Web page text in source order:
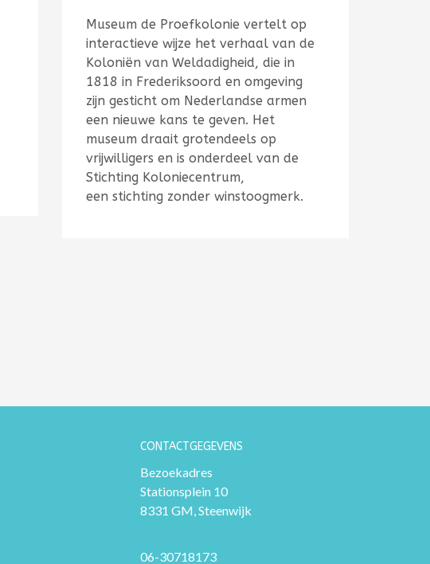
Museum de Proefkolonie vertelt op
interactieve wijze het verhaal van de
Koloniën van Weldadigheid, die in
1818 in Frederiksoord en omgeving
zijn gesticht om Nederlandse armen
een nieuwe kans te geven. Het
museum draait grotendeels op
vrijwilligers en is onderdeel van de
Stichting Koloniecentrum,
een stichting zonder winstoogmerk.
CONTACTGEGEVENS
Bezoekadres
Stationsplein 10
8331 GM, Steenwijk
06-30718173